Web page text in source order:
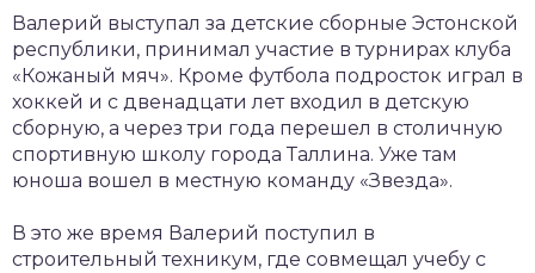
Валерий выступал за детские сборные Эстонской
республики, принимал участие в турнирах клуба
«Кожаный мяч». Кроме футбола подросток играл в
хоккей и с двенадцати лет входил в детскую
сборную, а через три года перешел в столичную
спортивную школу города Таллина. Уже там
юноша вошел в местную команду «Звезда».
В это же время Валерий поступил в
строительный техникум, где совмещал учебу с